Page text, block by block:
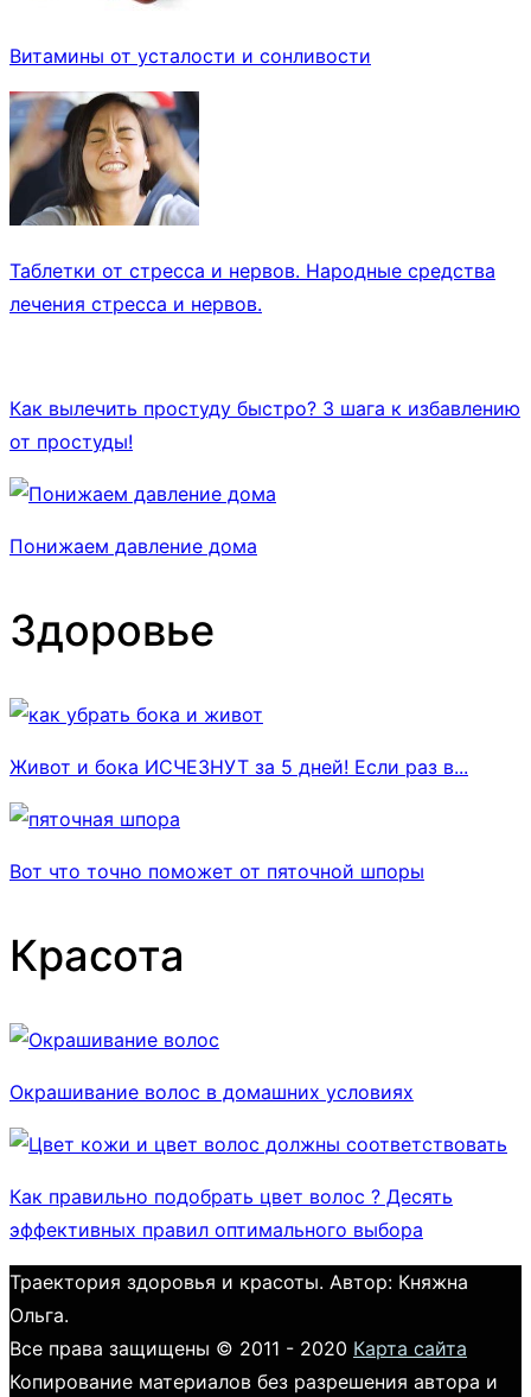
Витамины от усталости и сонливости
Таблетки от стресса и нервов. Народные средства
лечения стресса и нервов.
Как вылечить простуду быстро? 3 шага к избавлению
от простуды!
Понижаем давление дома
Здоровье
Живот и бока ИСЧЕЗНУТ за 5 дней! Если раз в...
Вот что точно поможет от пяточной шпоры
Красота
Окрашивание волос в домашних условиях
Как правильно подобрать цвет волос ? Десять
эффективных правил оптимального выбора
Траектория здоровья и красоты. Автор: Княжна
Ольга.
Все права защищены © 2011 - 2020 Карта сайта
Копирование материалов без разрешения автора и